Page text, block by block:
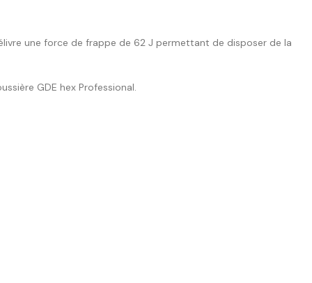
une force de frappe de 62 J permettant de disposer de la
GDE hex Professional.